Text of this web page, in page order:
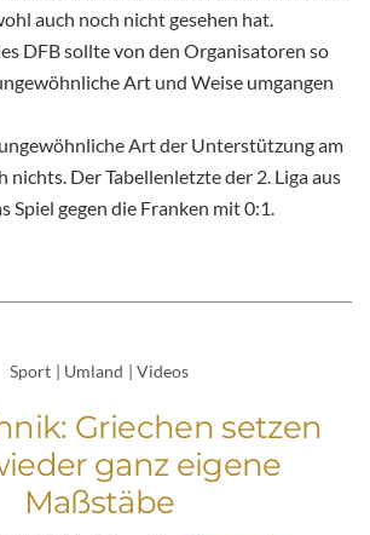
auch noch nicht gesehen hat.
DFB sollte von den Organisatoren so
Art und Weise umgangen
Art der Unterstützung am
nichts. Der Tabellenletzte der 2. Liga aus
Spiel gegen die Franken mit 0:1.
Sport | Umland | Videos
Griechen setzen
ganz eigene
Maßstäbe